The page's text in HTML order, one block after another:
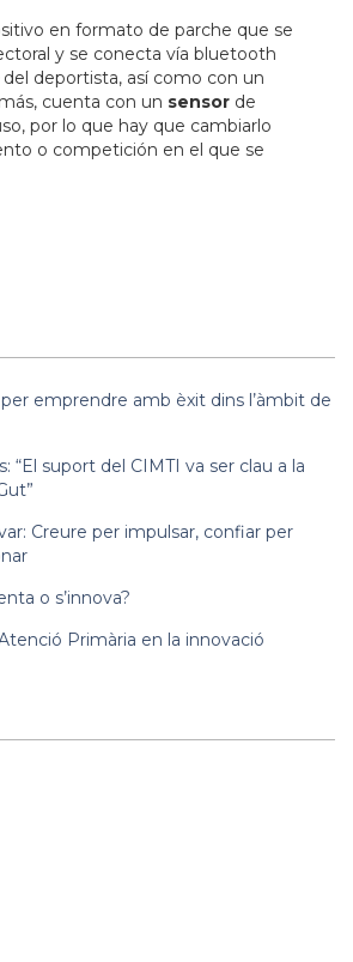
en formato de parche que se
y se conecta vía bluetooth
del deportista, así como con un
cuenta con un sensor de
por lo que hay que cambiarlo
o competición en el que se
emprendre amb èxit dins l’àmbit de
“El suport del CIMTI va ser clau a la
Creure per impulsar, confiar per
o s’innova?
Primària en la innovació